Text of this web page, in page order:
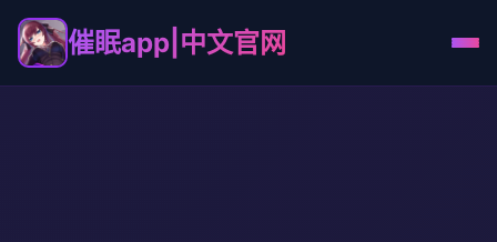
催眠app|中文官网